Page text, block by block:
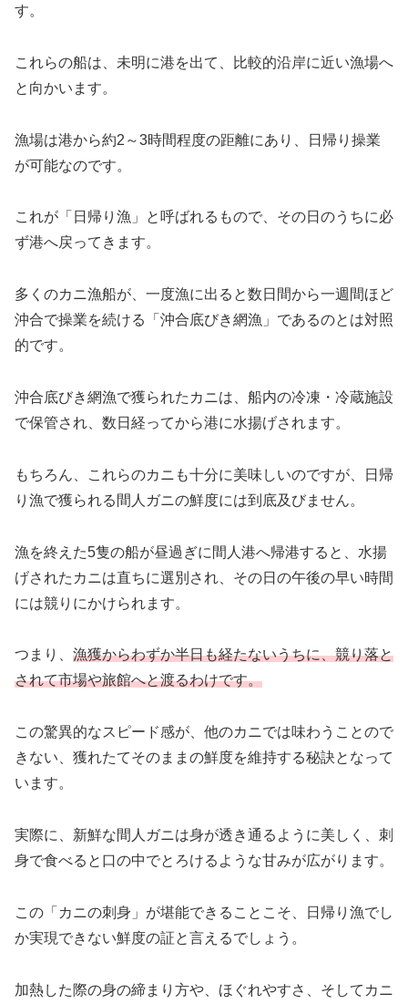
す。
これらの船は、未明に港を出て、比較的沿岸に近い漁場へ
と向かいます。
漁場は港から約2～3時間程度の距離にあり、日帰り操業
が可能なのです。
これが「日帰り漁」と呼ばれるもので、その日のうちに必
ず港へ戻ってきます。
多くのカニ漁船が、一度漁に出ると数日間から一週間ほど
沖合で操業を続ける「沖合底びき網漁」であるのとは対照
的です。
沖合底びき網漁で獲られたカニは、船内の冷凍・冷蔵施設
で保管され、数日経ってから港に水揚げされます。
もちろん、これらのカニも十分に美味しいのですが、日帰
り漁で獲られる間人ガニの鮮度には到底及びません。
漁を終えた5隻の船が昼過ぎに間人港へ帰港すると、水揚
げされたカニは直ちに選別され、その日の午後の早い時間
には競りにかけられます。
つまり、 漁獲からわずか半日も経たないうちに、競り落と
されて市場や旅館へと渡るわけです。
この驚異的なスピード感が、他のカニでは味わうことので
きない、獲れたてそのままの鮮度を維持する秘訣となって
います。
実際に、新鮮な間人ガニは身が透き通るように美しく、刺
身で食べると口の中でとろけるような甘みが広がります。
この「カニの刺身」が堪能できることこそ、日帰り漁でし
か実現できない鮮度の証と言えるでしょう。
加熱した際の身の締まり方や、ほぐれやすさ、そしてカニ